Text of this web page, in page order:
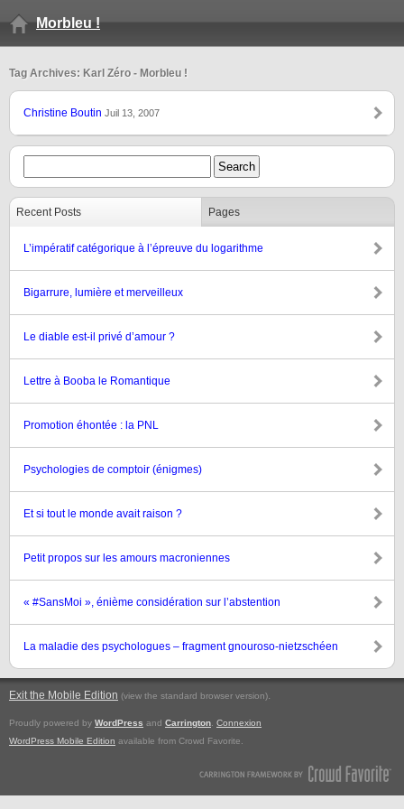
Morbleu !
Tag Archives: Karl Zéro - Morbleu !
Christine Boutin Juil 13, 2007
Recent Posts Pages
L’impératif catégorique à l’épreuve du logarithme
Bigarrure, lumière et merveilleux
Le diable est-il privé d’amour ?
Lettre à Booba le Romantique
Promotion éhontée : la PNL
Psychologies de comptoir (énigmes)
Et si tout le monde avait raison ?
Petit propos sur les amours macroniennes
« #SansMoi », énième considération sur l’abstention
La maladie des psychologues – fragment gnouroso-nietzschéen
Exit the Mobile Edition (view the standard browser version).
Proudly powered by WordPress and Carrington Connexion
WordPress Mobile Edition available from Crowd Favorite.